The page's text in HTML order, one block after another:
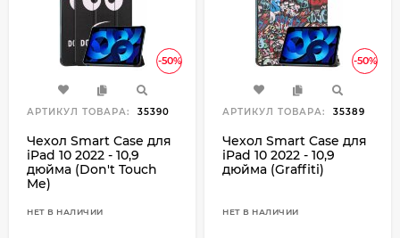
-50%
АРТИКУЛ ТОВАРА: 35390
Чехол Smart Case для
iPad 10 2022 - 10,9
дюйма (Don't Touch
Me)
НЕТ В НАЛИЧИИ
-50%
АРТИКУЛ ТОВАРА: 35389
Чехол Smart Case для
iPad 10 2022 - 10,9
дюйма (Graffiti)
НЕТ В НАЛИЧИИ